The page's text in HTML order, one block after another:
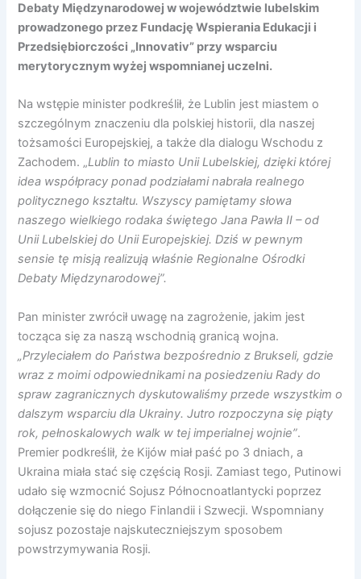
Debaty Międzynarodowej w województwie lubelskim
prowadzonego przez Fundację Wspierania Edukacji i
Przedsiębiorczości „Innovativ” przy wsparciu
merytorycznym wyżej wspomnianej uczelni.
Na wstępie minister podkreślił, że Lublin jest miastem o
szczególnym znaczeniu dla polskiej historii, dla naszej
tożsamości Europejskiej, a także dla dialogu Wschodu z
Zachodem. „Lublin to miasto Unii Lubelskiej, dzięki której
idea współpracy ponad podziałami nabrała realnego
politycznego kształtu. Wszyscy pamiętamy słowa
naszego wielkiego rodaka świętego Jana Pawła II – od
Unii Lubelskiej do Unii Europejskiej. Dziś w pewnym
sensie tę misją realizują właśnie Regionalne Ośrodki
Debaty Międzynarodowej”.
Pan minister zwrócił uwagę na zagrożenie, jakim jest
tocząca się za naszą wschodnią granicą wojna.
„Przyleciałem do Państwa bezpośrednio z Brukseli, gdzie
wraz z moimi odpowiednikami na posiedzeniu Rady do
spraw zagranicznych dyskutowaliśmy przede wszystkim o
dalszym wsparciu dla Ukrainy. Jutro rozpoczyna się piąty
rok, pełnoskalowych walk w tej imperialnej wojnie”.
Premier podkreślił, że Kijów miał paść po 3 dniach, a
Ukraina miała stać się częścią Rosji. Zamiast tego, Putinowi
udało się wzmocnić Sojusz Północnoatlantycki poprzez
dołączenie się do niego Finlandii i Szwecji. Wspomniany
sojusz pozostaje najskuteczniejszym sposobem
powstrzymywania Rosji.